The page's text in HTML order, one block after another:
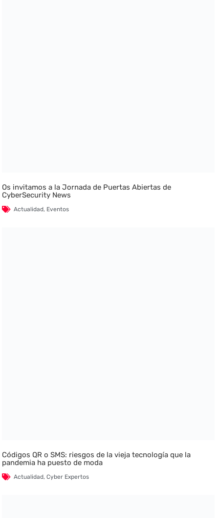
Os invitamos a la Jornada de Puertas Abiertas de
CyberSecurity News
Actualidad, Eventos
Códigos QR o SMS: riesgos de la vieja tecnología que la
pandemia ha puesto de moda
Actualidad,Cyber Expertos